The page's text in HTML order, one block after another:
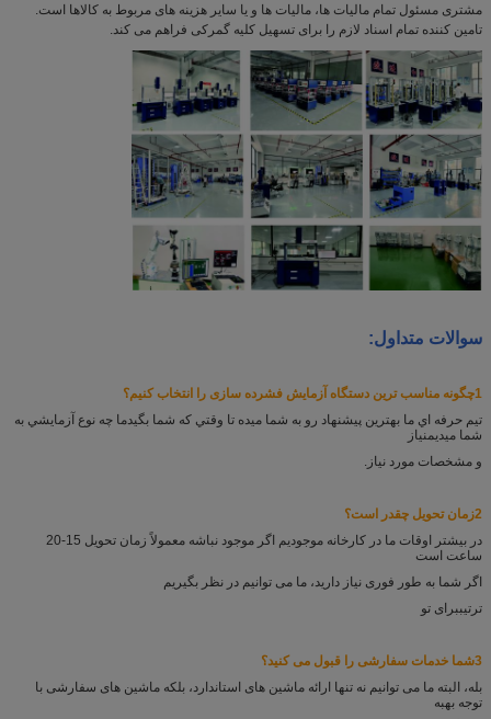
مشتری مسئول تمام مالیات ها، مالیات ها و یا سایر هزینه های مربوط به کالاها است.
تامین کننده تمام اسناد لازم را برای تسهیل کلیه گمرکی فراهم می کند.
سوالات متداول:
1چگونه مناسب ترین دستگاه آزمایش فشرده سازی را انتخاب کنیم؟
تيم حرفه اي ما بهترين پيشنهاد رو به شما ميده تا وقتي که شما بگيدما چه نوع آزمايشي به
شما ميديمنیاز
و مشخصات مورد نیاز.
2زمان تحویل چقدر است؟
در بیشتر اوقات ما در کارخانه موجودیم اگر موجود نباشه معمولاً زمان تحویل 15-20
ساعت است
اگر شما به طور فوری نیاز دارید، ما می توانیم در نظر بگیریم
ترتیببرای تو
3شما خدمات سفارشی را قبول می کنید؟
بله، البته ما می توانیم نه تنها ارائه ماشین های استاندارد، بلکه ماشین های سفارشی با
توجه بهبه